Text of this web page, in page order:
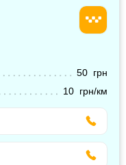
50 грн
10 грн/км